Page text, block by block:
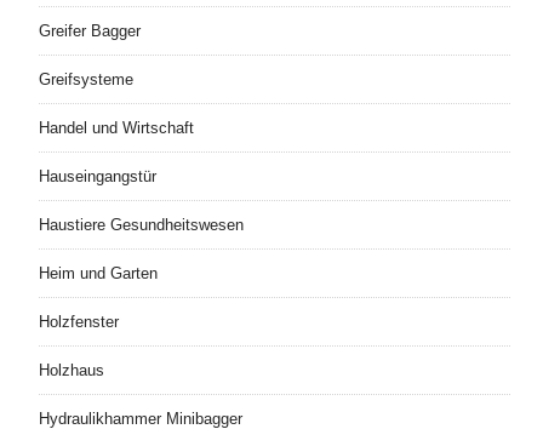
Greifer Bagger
Greifsysteme
Handel und Wirtschaft
Hauseingangstür
Haustiere Gesundheitswesen
Heim und Garten
Holzfenster
Holzhaus
Hydraulikhammer Minibagger